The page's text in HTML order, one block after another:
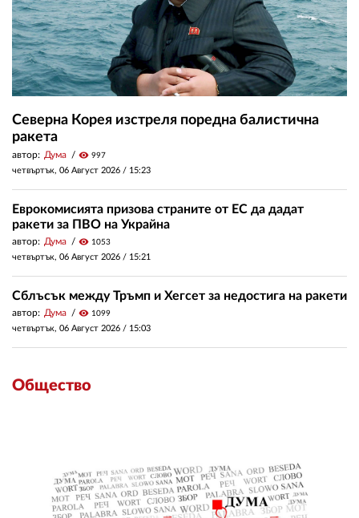
Северна Корея изстреля поредна балистична
ракета
автор: Дума visibility 997
четвъртък, 06 Август 2026 / 15:23
Еврокомисията призова страните от ЕС да дадат
ракети за ПВО на Украйна
автор: Дума visibility 1053
четвъртък, 06 Август 2026 / 15:21
Сблъсък между Тръмп и Хегсет за недостига на ракети
автор: Дума visibility 1099
четвъртък, 06 Август 2026 / 15:03
Общество